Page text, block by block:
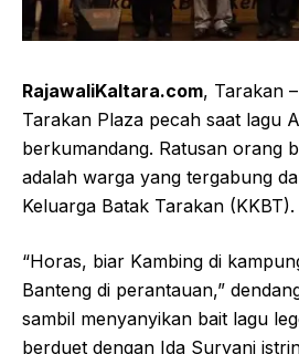
RajawaliKaltara.com, Tarakan
Tarakan Plaza pecah saat lagu
berkumandang. Ratusan orang
adalah warga yang tergabung
Keluarga Batak Tarakan (KKBT).
“Horas, biar Kambing di
Banteng di perantauan,”
sambil menyanyikan bait lagu
berduet dengan Ida Suryani